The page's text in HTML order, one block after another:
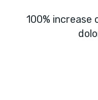
100% increase